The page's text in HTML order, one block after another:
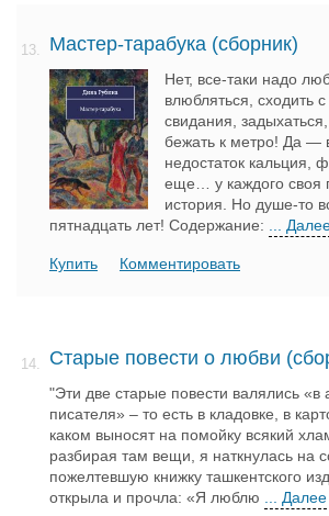
13. Мастер-тарабука (сборник)
Нет, все-таки надо
влюбляться, сходить
свидания,
бежать к метро! Да —
недостаток кальция,
еще… у каждого своя
история. Но душе-то
пятнадцать лет! Содержание: ...
Купить Комментировать
14. Старые повести о любви
"Эти две старые повести валялись «в
писателя» – то есть в кладовке, в
каком выносят на помойку всякий
разбирая там вещи, я наткнулась на
пожелтевшую книжку ташкентского
открыла и прочла: «Я люблю ... Далее